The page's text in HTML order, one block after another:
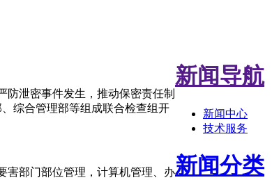
新闻导航
新闻中心
技术服务
新闻分类
防泄密事件发生，推动保密责任制
综合管理部等组成联合检查组开
害部门部位管理，计算机管理、办